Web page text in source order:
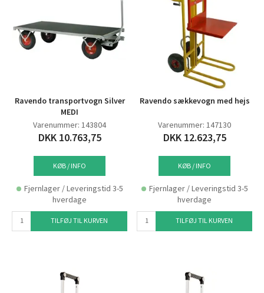
Ravendo transportvogn Silver
MEDI
Varenummer: 143804
DKK 10.763,75
KØB / INFO
Fjernlager / Leveringstid 3-5
hverdage
TILFØJ TIL KURVEN
Ravendo sækkevogn med hejs
Varenummer: 147130
DKK 12.623,75
KØB / INFO
Fjernlager / Leveringstid 3-5
hverdage
TILFØJ TIL KURVEN